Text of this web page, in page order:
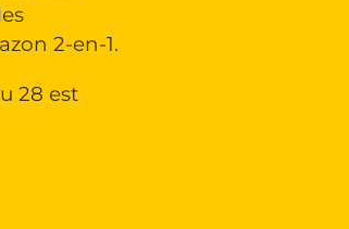
2-en-1.
28 est